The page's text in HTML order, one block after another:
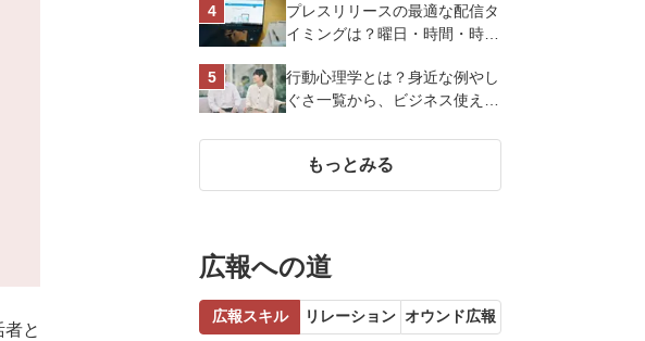
と
プレスリリースの最適な配信タ
イミングは？曜日・時間・時期
化させよう
行動心理学とは？身近な例やし
ぐさ一覧から、ビジネス使える
もっとみる
広報への道
広報スキル リレーション オウンド広報